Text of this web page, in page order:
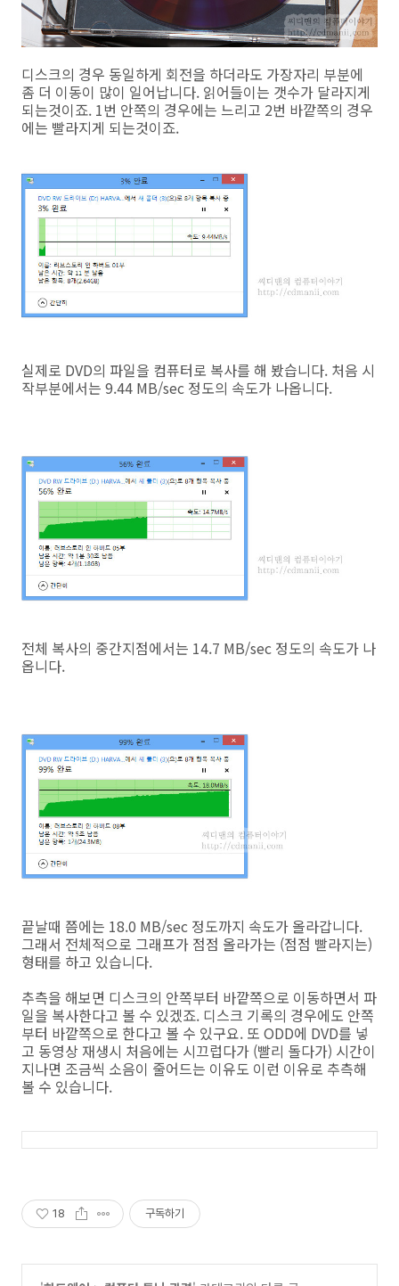
디스크의 경우 동일하게 회전을 하더라도 가장자리 부분에
좀 더 이동이 많이 일어납니다. 읽어들이는 갯수가 달라지게
되는것이죠. 1번 안쪽의 경우에는 느리고 2번 바깥쪽의 경우
에는 빨라지게 되는것이죠.
실제로 DVD의 파일을 컴퓨터로 복사를 해 봤습니다. 처음 시
작부분에서는 9.44 MB/sec 정도의 속도가 나옵니다.
전체 복사의 중간지점에서는 14.7 MB/sec 정도의 속도가 나
옵니다.
끝날때 쯤에는 18.0 MB/sec 정도까지 속도가 올라갑니다.
그래서 전체적으로 그래프가 점점 올라가는 (점점 빨라지는)
형태를 하고 있습니다.
추측을 해보면 디스크의 안쪽부터 바깥쪽으로 이동하면서 파
일을 복사한다고 볼 수 있겠죠. 디스크 기록의 경우에도 안쪽
부터 바깥쪽으로 한다고 볼 수 있구요. 또 ODD에 DVD를 넣
고 동영상 재생시 처음에는 시끄럽다가 (빨리 돌다가) 시간이
지나면 조금씩 소음이 줄어드는 이유도 이런 이유로 추측해
볼 수 있습니다.
18 구독하기